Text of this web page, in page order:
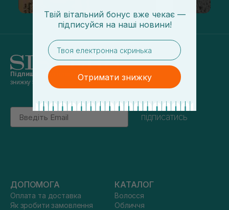
Підпишись на наші новинита отримуй
знижку 5% на перше замовлення
Email
підписатись
ДОПОМОГА
Оплата та доставка
Як зробити замовлення
КАТАЛОГ
Волосся
Обличчя
Твій вітальний бонус вже чекає —
підписуйся на наші новини!
email
Отримати знижку